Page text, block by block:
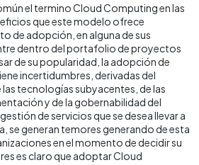
el termino Cloud Computing en las
que este modelo ofrece
de adopción, en alguna de sus
dentro del portafolio de proyectos
de su popularidad, la adopción de
incertidumbres, derivadas del
tecnologías subyacentes, de las
y de la gobernabilidad del
de servicios que se desea llevar a
se generan temores generando de esta
en el momento de decidir su
es claro que adoptar Cloud